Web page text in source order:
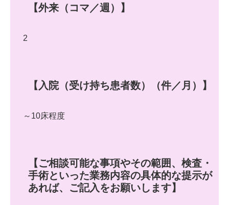
【外来（コマ／週）】
2
【入院（受け持ち患者数）（件／月）】
～10床程度
【ご相談可能な事項やその範囲、検査・
手術といった業務内容の具体的な提示が
あれば、ご記入をお願いします】